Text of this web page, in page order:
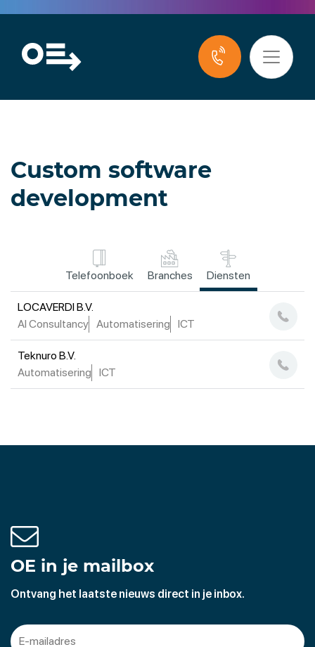
Custom software
development
Telefoonboek Branches Diensten
LOCAVERDI B.V.
AI Consultancy Automatisering ICT
Teknuro B.V.
Automatisering
ICT
OE in je mailbox
Ontvang het laatste nieuws direct in je inbox.